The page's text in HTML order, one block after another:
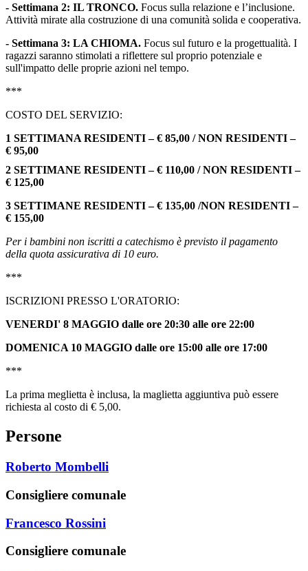
- Settimana 2: IL TRONCO. Focus sulla relazione e l’inclusione.
Attività mirate alla costruzione di una comunità solida e cooperativa.
- Settimana 3: LA CHIOMA. Focus sul futuro e la progettualità. I
ragazzi saranno stimolati a riflettere sul proprio potenziale e
sull'impatto delle proprie azioni nel tempo.
***
COSTO DEL SERVIZIO:
1 SETTIMANA RESIDENTI – € 85,00 / NON RESIDENTI –
€ 95,00
2 SETTIMANE RESIDENTI – € 110,00 / NON RESIDENTI –
€ 125,00
3 SETTIMANE RESIDENTI – € 135,00 /NON RESIDENTI –
€ 155,00
Per i bambini non iscritti a catechismo è previsto il pagamento
della quota assicurativa di 10 euro.
***
ISCRIZIONI PRESSO L'ORATORIO:
VENERDI' 8 MAGGIO dalle ore 20:30 alle ore 22:00
DOMENICA 10 MAGGIO dalle ore 15:00 alle ore 17:00
***
La prima meglietta è inclusa, la maglietta aggiuntiva può essere
richiesta al costo di € 5,00.
Persone
Roberto Mombelli
Consigliere comunale
Francesco Rossini
Consigliere comunale